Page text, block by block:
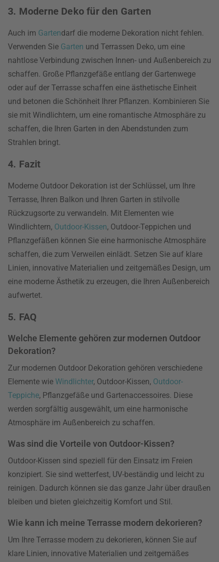
3. Moderne Deko für den Garten
Auch im Gartendarf die moderne Dekoration nicht fehlen.
Verwenden Sie Garten und Terrassen Deko, um eine
nahtlose Verbindung zwischen Innen- und Außenbereich zu
schaffen. Große Pflanzgefäße entlang der Gartenwege
oder auf der Terrasse schaffen eine ästhetische Einheit
und betonen die Schönheit Ihrer Pflanzen. Kombinieren Sie
sie mit Windlichtern, um eine romantische Atmosphäre zu
schaffen, die Ihren Garten in den Abendstunden zum
Strahlen bringt.
4. Fazit
Moderne Outdoor Dekoration ist der Schlüssel, um Ihre
Terrasse, Ihren Balkon und Ihren Garten in stilvolle
Rückzugsorte zu verwandeln. Mit Elementen wie
Windlichtern, Outdoor-Kissen, Outdoor-Teppichen und
Pflanzgefäßen können Sie eine harmonische Atmosphäre
schaffen, die zum Verweilen einlädt. Setzen Sie auf klare
Linien, innovative Materialien und zeitgemäßes Design, um
eine moderne Ästhetik zu erzeugen, die Ihren Außenbereich
aufwertet.
5. FAQ
Welche Elemente gehören zur modernen Outdoor
Dekoration?
Zur modernen Outdoor Dekoration gehören verschiedene
Elemente wie Windlichter, Outdoor-Kissen, Outdoor-
Teppiche, Pflanzgefäße und Gartenaccessoires. Diese
werden sorgfältig ausgewählt, um eine harmonische
Atmosphäre im Außenbereich zu schaffen.
Was sind die Vorteile von Outdoor-Kissen?
Outdoor-Kissen sind speziell für den Einsatz im Freien
konzipiert. Sie sind wetterfest, UV-beständig und leicht zu
reinigen. Dadurch können sie das ganze Jahr über draußen
bleiben und bieten gleichzeitig Komfort und Stil.
Wie kann ich meine Terrasse modern dekorieren?
Um Ihre Terrasse modern zu dekorieren, können Sie auf
klare Linien, innovative Materialien und zeitgemäßes